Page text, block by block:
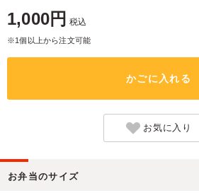
1,000円 税込
※1個以上から注文可能
かごに入れる
お気に入り
お弁当のサイズ